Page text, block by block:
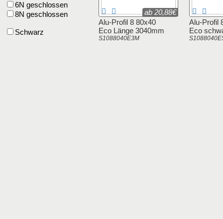
Alu-Profil 8 80x40
Eco Länge 3040mm
S1088040E3M
ab 20,88€
Alu-Profil
Eco
6N geschlossen
8N geschlossen
Schwarz